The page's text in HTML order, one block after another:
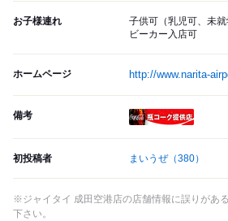
お子様連れ
子供可（乳児可、未
ビーカー入店可
ホームページ http://www.narita-
備考
初投稿者 まいうぜ（380）
※ジャイタイ 成田空港店の店舗情報に誤りがあ
下さい。